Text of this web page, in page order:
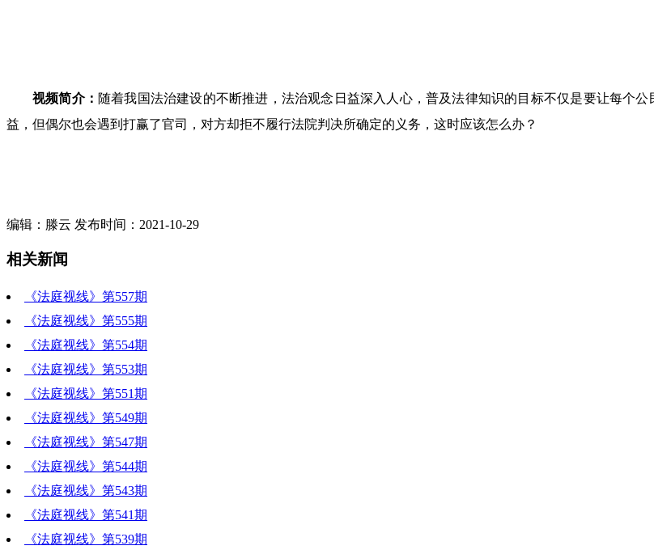
视频简介： 随着我国法治建设的不断推进，法治观念日益深入人心，普及法律知识的目标不仅是要让每个
益，但偶尔也会遇到打赢了官司，对方却拒不履行法院判决所确定的义务，这时应该怎么办？
编辑：滕云 发布时间：2021-10-29
相关新闻
《法庭视线》第557期
《法庭视线》第555期
《法庭视线》第554期
《法庭视线》第553期
《法庭视线》第551期
《法庭视线》第549期
《法庭视线》第547期
《法庭视线》第544期
《法庭视线》第543期
《法庭视线》第541期
《法庭视线》第539期